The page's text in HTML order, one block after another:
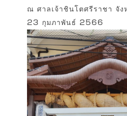
ณ ศาลเจ้าชินโตศรีราชา จัง
23 กุมภาพันธ์ 2566